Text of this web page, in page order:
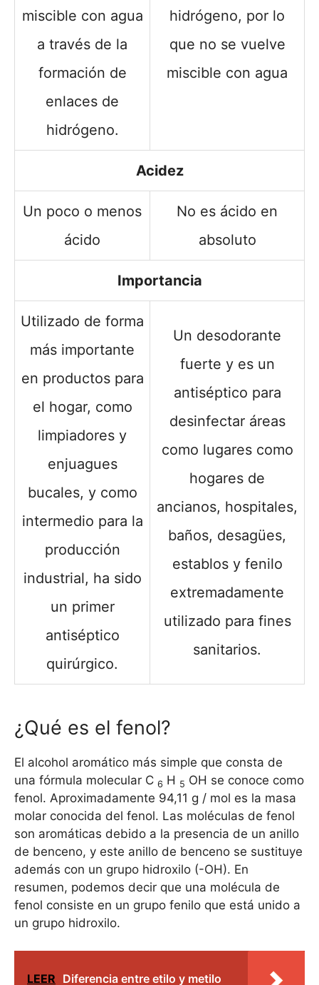
miscible con agua
a través de la
formación de
enlaces de
hidrógeno.
hidrógeno, por lo
que no se vuelve
miscible con agua
Acidez
Un poco o menos
ácido
No es ácido en
absoluto
Importancia
Utilizado de forma
más importante
en productos para
el hogar, como
limpiadores y
enjuagues
bucales, y como
intermedio para la
producción
industrial, ha sido
un primer
antiséptico
quirúrgico.
Un desodorante
fuerte y es un
antiséptico para
desinfectar áreas
como lugares como
hogares de
ancianos, hospitales,
baños, desagües,
establos y fenilo
extremadamente
utilizado para fines
sanitarios.
¿Qué es el fenol?
El alcohol aromático más simple que consta de
una fórmula molecular C 6 H 5 OH se conoce como
fenol. Aproximadamente 94,11 g / mol es la masa
molar conocida del fenol. Las moléculas de fenol
son aromáticas debido a la presencia de un anillo
de benceno, y este anillo de benceno se sustituye
además con un grupo hidroxilo (-OH). En
resumen, podemos decir que una molécula de
fenol consiste en un grupo fenilo que está unido a
un grupo hidroxilo.
LEER Diferencia entre etilo y metilo